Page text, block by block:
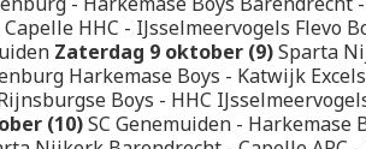
HHC - IJsselmeervogels Flevo
Zaterdag 9 oktober (9)Sparta
Harkemase Boys - Katwijk
Boys - HHC
(10)SC Genemuiden - Harkemase